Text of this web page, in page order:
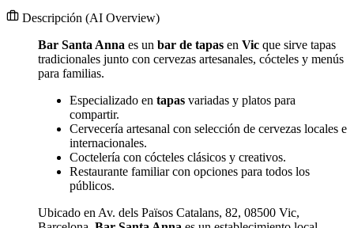
Descripción (AI Overview)
Bar Santa Anna es un bar de tapas en Vic que sirve tapas
tradicionales junto con cervezas artesanales, cócteles y menús
para familias.
Especializado en tapas variadas y platos para
compartir.
Cervecería artesanal con selección de cervezas locales e
internacionales.
Coctelería con cócteles clásicos y creativos.
Restaurante familiar con opciones para todos los
públicos.
Ubicado en Av. dels Països Catalans, 82, 08500 Vic,